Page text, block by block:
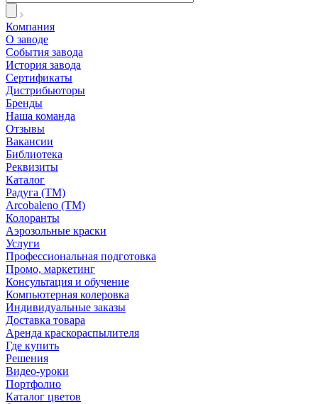
Компания
О заводе
События завода
История завода
Сертификаты
Дистрибьюторы
Бренды
Наша команда
Отзывы
Вакансии
Библиотека
Реквизиты
Каталог
Радуга (ТМ)
Arcobaleno (ТМ)
Колоранты
Аэрозольные краски
Услуги
Профессиональная подготовка
Промо, маркетинг
Консультация и обучение
Компьютерная колеровка
Индивидуальные заказы
Доставка товара
Аренда краскораспылителя
Где купить
Решения
Видео-уроки
Портфолио
Каталог цветов